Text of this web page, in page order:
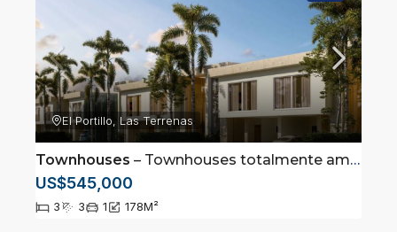
El Portillo, Las Terrenas
Townhouses – Townhouses totalmente amueblados en Las Terrenas, Samaná
US$545,000
3 3 1 178M²